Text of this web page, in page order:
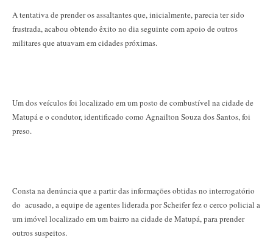
A tentativa de prender os assaltantes que, inicialmente, parecia ter sido
frustrada, acabou obtendo êxito no dia seguinte com apoio de outros
militares que atuavam em cidades próximas.
Um dos veículos foi localizado em um posto de combustível na cidade de
Matupá e o condutor, identificado como Agnailton Souza dos Santos, foi
preso.
Consta na denúncia que a partir das informações obtidas no interrogatório
do acusado, a equipe de agentes liderada por Scheifer fez o cerco policial a
um imóvel localizado em um bairro na cidade de Matupá, para prender
outros suspeitos.